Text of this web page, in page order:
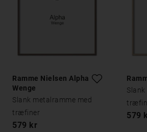
Ramme Nielsen Alpha
Wenge
Slank metalramme med
træfiner
579 kr
579